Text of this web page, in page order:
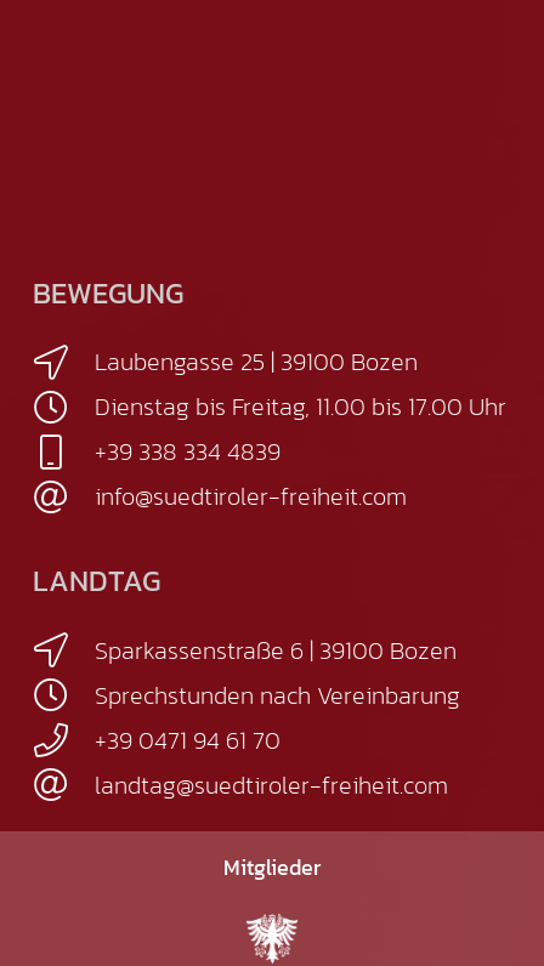
BEWEGUNG
Laubengasse 25 | 39100 Bozen
Dienstag bis Freitag, 11.00 bis 17.00 Uhr
+39 338 334 4839
info@suedtiroler-freiheit.com
LANDTAG
Sparkassenstraße 6 | 39100 Bozen
Sprechstunden nach Vereinbarung
+39 0471 94 61 70
landtag@suedtiroler-freiheit.com
Mitglieder